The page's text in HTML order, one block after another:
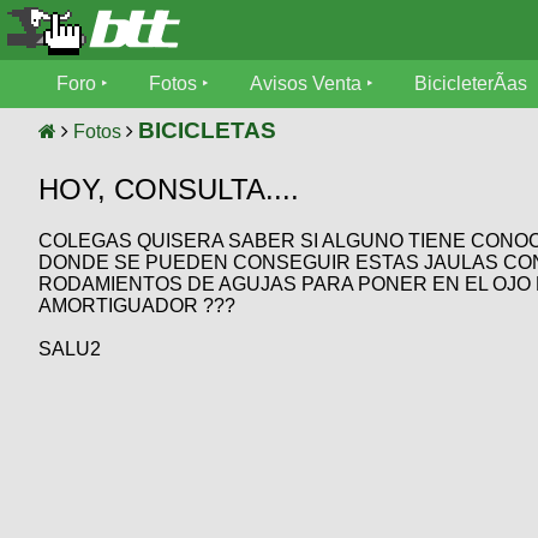
Foro
MecÃ¡nica
Fotos
tu foto
Galeria
XC
Avisos
SUBÃ
tu
aviso
BicicleterÃ­
as
Foro Fotos Avisos Venta BicicleterÃ­as
Fotos BICICLETAS
HOY, CONSULTA....
COLEGAS QUISERA SABER SI ALGUNO TIENE
DONDE SE PUEDEN CONSEGUIR ESTAS JAULAS
RODAMIENTOS DE AGUJAS PARA PONER EN EL OJO
AMORTIGUADOR ???
SALU2